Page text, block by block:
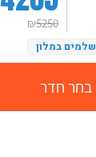
₪5250
במלון
בחר חדר